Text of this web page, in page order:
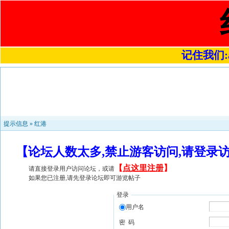
记住我们
提示信息 » 红港
【论坛人数太多,禁止游客访问,请登
请直接登录用户访问论坛，或请 【 点这里注册】
如果您已注册,请先登录论坛即可游览帖子
登录
用户名
密 码